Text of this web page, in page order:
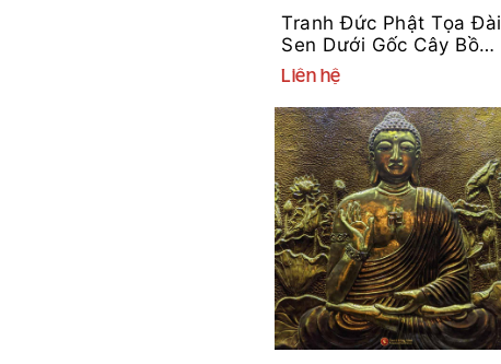
Tranh Đức Phật Tọa Đài
Sen Dưới Gốc Cây Bồ
Đề Bằng Đồng
Liên hệ